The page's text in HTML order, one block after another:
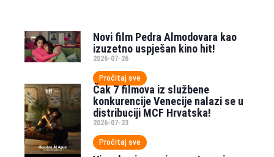
Novi film Pedra Almodovara kao
izuzetno uspješan kino hit!
2026-07-26
Pročitaj sve
Čak 7 filmova iz službene
konkurencije Venecije nalazi se u
distribuciji MCF Hrvatska!
2026-07-23
Pročitaj sve